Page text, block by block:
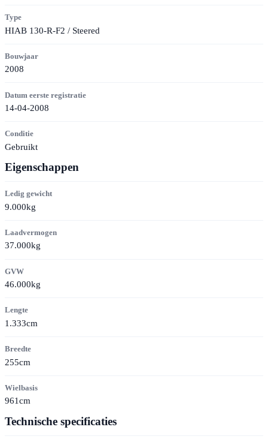
Type
HIAB 130-R-F2 / Steered
Bouwjaar
2008
Datum eerste registratie
14-04-2008
Conditie
Gebruikt
Eigenschappen
Ledig gewicht
9.000kg
Laadvermogen
37.000kg
GVW
46.000kg
Lengte
1.333cm
Breedte
255cm
Wielbasis
961cm
Technische specificaties